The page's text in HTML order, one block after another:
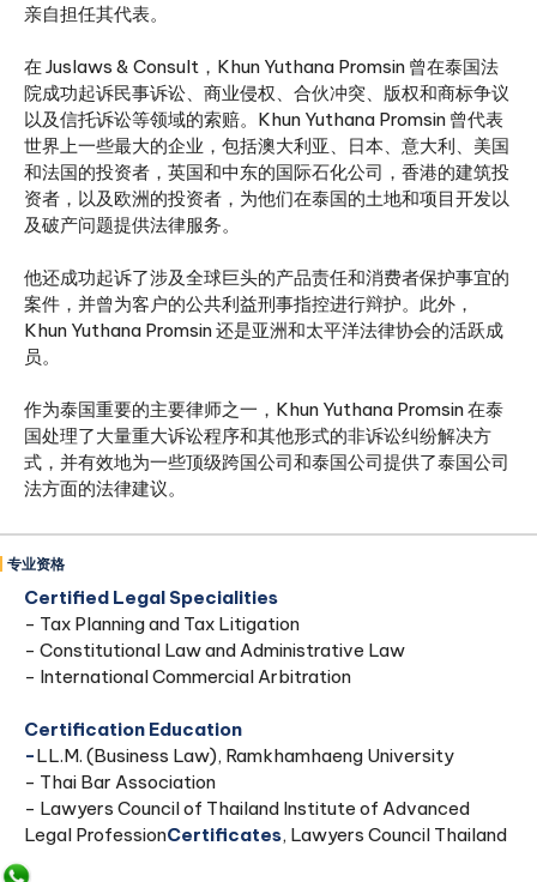
亲自担任其代表。
在 Juslaws & Consult，Khun Yuthana Promsin 曾在泰国法
院成功起诉民事诉讼、商业侵权、合伙冲突、版权和商标争议
以及信托诉讼等领域的索赔。Khun Yuthana Promsin 曾代表
世界上一些最大的企业，包括澳大利亚、日本、意大利、美国
和法国的投资者，英国和中东的国际石化公司，香港的建筑投
资者，以及欧洲的投资者，为他们在泰国的土地和项目开发以
及破产问题提供法律服务。
他还成功起诉了涉及全球巨头的产品责任和消费者保护事宜的
案件，并曾为客户的公共利益刑事指控进行辩护。此外，
Khun Yuthana Promsin 还是亚洲和太平洋法律协会的活跃成
员。
作为泰国重要的主要律师之一，Khun Yuthana Promsin 在泰
国处理了大量重大诉讼程序和其他形式的非诉讼纠纷解决方
式，并有效地为一些顶级跨国公司和泰国公司提供了泰国公司
法方面的法律建议。
专业资格
Certified Legal Specialities
- Tax Planning and Tax Litigation
- Constitutional Law and Administrative Law
- International Commercial Arbitration
‍Certification Education
‍-LL.M. (Business Law), Ramkhamhaeng University
- Thai Bar Association
- Lawyers Council of Thailand Institute of Advanced
Legal ProfessionCertificates, Lawyers Council Thailand